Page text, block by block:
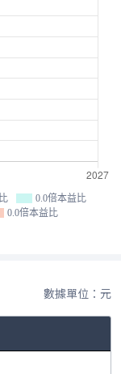
0.0倍本益比
0.0倍本益比
數據單位：元